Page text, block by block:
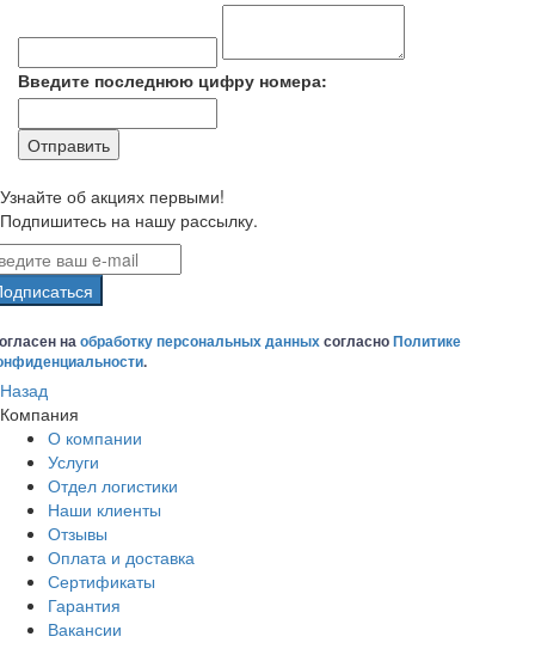
Введите последнюю цифру номера:
Узнайте об акциях первыми!
Подпишитесь на нашу рассылку.
наобработку персональных данныхсогласноПолитике
.
Назад
Компания
О компании
Услуги
Отдел логистики
Наши клиенты
Отзывы
Оплата и доставка
Сертификаты
Гарантия
Вакансии